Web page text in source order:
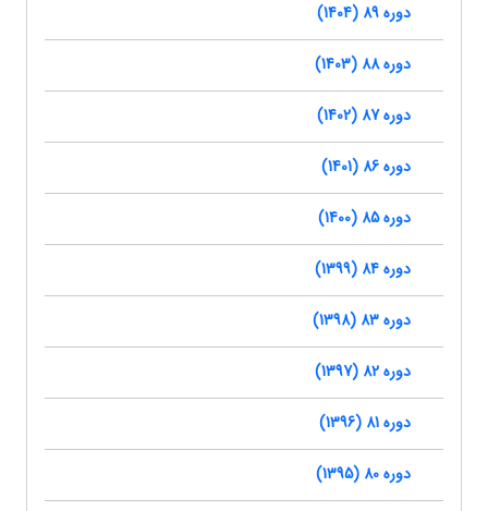
دوره 89 (1404)
دوره 88 (1403)
دوره 87 (1402)
دوره 86 (1401)
دوره 85 (1400)
دوره 84 (1399)
دوره 83 (1398)
دوره 82 (1397)
دوره 81 (1396)
دوره 80 (1395)